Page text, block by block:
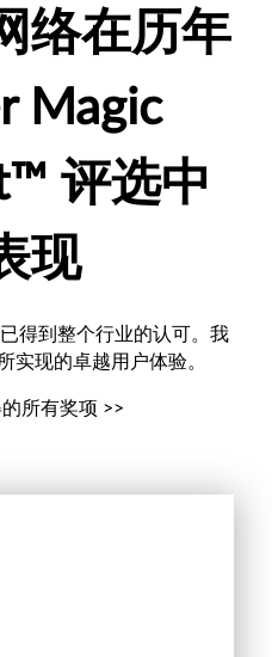
络在历年
Magic
评选中
现
得到整个行业的认可。我
实现的卓越用户体验。
所有奖项 >>